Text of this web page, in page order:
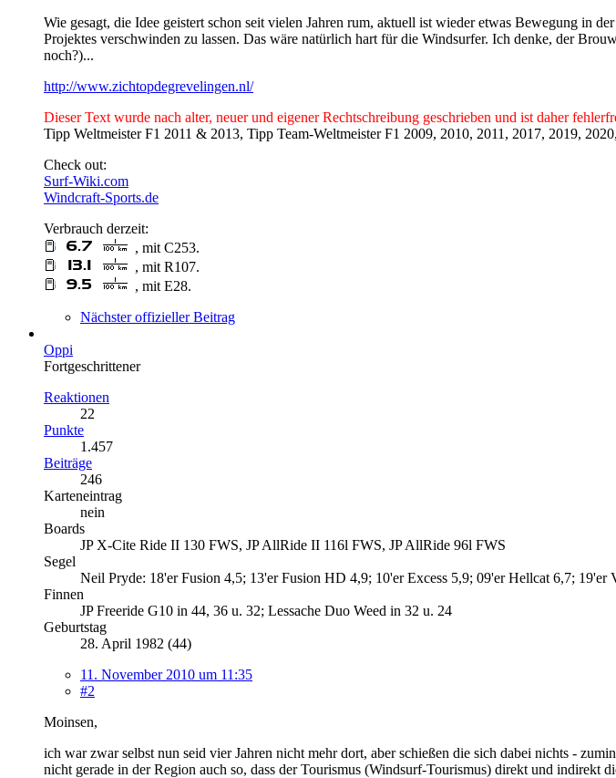
Wie gesagt, die Idee geistert schon seit vielen Jahren rum, aktuell ist wieder etwas Bewegung in
Projektes verschwinden zu lassen. Das wäre natürlich hart für die Windsurfer. Ich denke, der
noch?)...
http://www.zichtopdegrevelingen.nl/
Dieser Text wurde nach alter, neuer und eigener Rechtschreibung geschrieben und ist daher
Tipp Weltmeister F1 2011 & 2013, Tipp Team-Weltmeister F1 2009, 2010, 2011, 2017, 2019,
Check out:
Surf-Wiki.com
Windcraft-Sports.de
Verbrauch derzeit:
, mit C253.
, mit R107.
, mit E28.
Nächster offizieller Beitrag
Oppi
Fortgeschrittener
Reaktionen
22
Punkte
1.457
Beiträge
246
Karteneintrag
nein
Boards
JP X-Cite Ride II 130 FWS, JP AllRide II 116l FWS, JP AllRide 96l FWS
Segel
Neil Pryde: 18'er Fusion 4,5; 13'er Fusion HD 4,9; 10'er Excess 5,9; 09'er Hellcat 6,7; 19'er
Finnen
JP Freeride G10 in 44, 36 u. 32; Lessache Duo Weed in 32 u. 24
Geburtstag
28. April 1982 (44)
11. November 2010 um 11:35
#2
Moinsen,
ich war zwar selbst nun seid vier Jahren nicht mehr dort, aber schießen die sich dabei nichts -
nicht gerade in der Region auch so, dass der Tourismus (Windsurf-Tourismus) direkt und indirekt